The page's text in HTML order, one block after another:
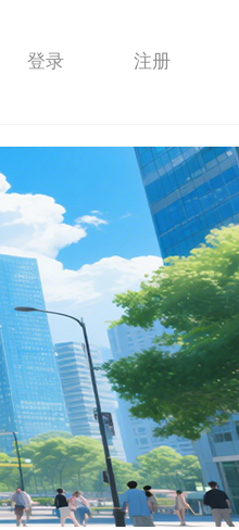
登录 注册